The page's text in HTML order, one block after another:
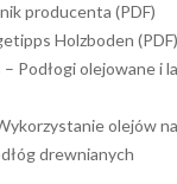
producenta (PDF)
Holzboden (PDF)
Podłogi olejowane i
olejów
drewnianych